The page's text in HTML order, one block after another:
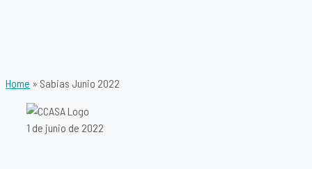
Home » Sabias Junio 2022
1 de junio de 2022